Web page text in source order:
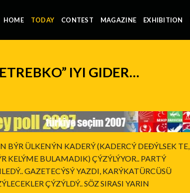
HOME TODAY CONTEST MAGAZINE EXHIBITION
IYI GIDER…
BÝR ÜLKENÝN KADERÝ (KADERCÝ DEÐÝLSEK TE,
KELÝME BULAMADIK) ÇÝZÝLÝYOR.. PARTÝ
GAZETECÝSÝ YAZDI, KARÝKATÜRCÜSÜ
ÇÝZÝLDÝ.. SÖZ SIRASI YARIN